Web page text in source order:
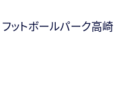
ットボールパーク高崎